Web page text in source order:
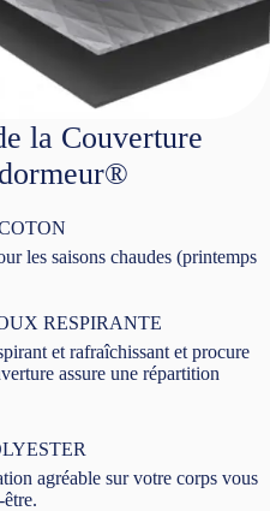
la Couverture
les saisons chaudes (printemps
RESPIRANTE
et rafraîchissant et procure
assure une répartition
agréable sur votre corps vous